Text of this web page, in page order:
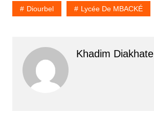
Diourbel Lycée De MBACKÉ
Khadim Diakhate